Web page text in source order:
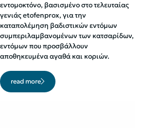
εντομοκτόνο, βασισμένο στο τελευταίας
γενιάς etofenprox, για την
καταπολέμηση βαδιστικών εντόμων
συμπεριλαμβανομένων των κατσαρίδων,
εντόμων που προσβάλλουν
αποθηκευμένα αγαθά και κοριών.
read more